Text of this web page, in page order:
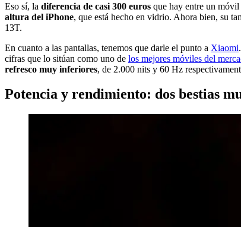
Eso sí, la diferencia de casi 300 euros que hay entre un
altura del iPhone, que está hecho en vidrio. Ahora bien, su
13T.
En cuanto a las pantallas, tenemos que darle el punto a Xiaomi
cifras que lo sitúan como uno de los mejores móviles del
refresco muy inferiores, de 2.000 nits y 60 Hz
Potencia y rendimiento: dos bestias